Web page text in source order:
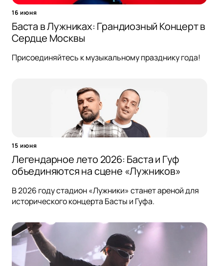
16 июня
Баста в Лужниках: Грандиозный Концерт в
Сердце Москвы
Присоединяйтесь к музыкальному празднику года!
15 июня
Легендарное лето 2026: Баста и Гуф
объединяются на сцене «Лужников»
В 2026 году стадион «Лужники» станет ареной для
исторического концерта Басты и Гуфа.